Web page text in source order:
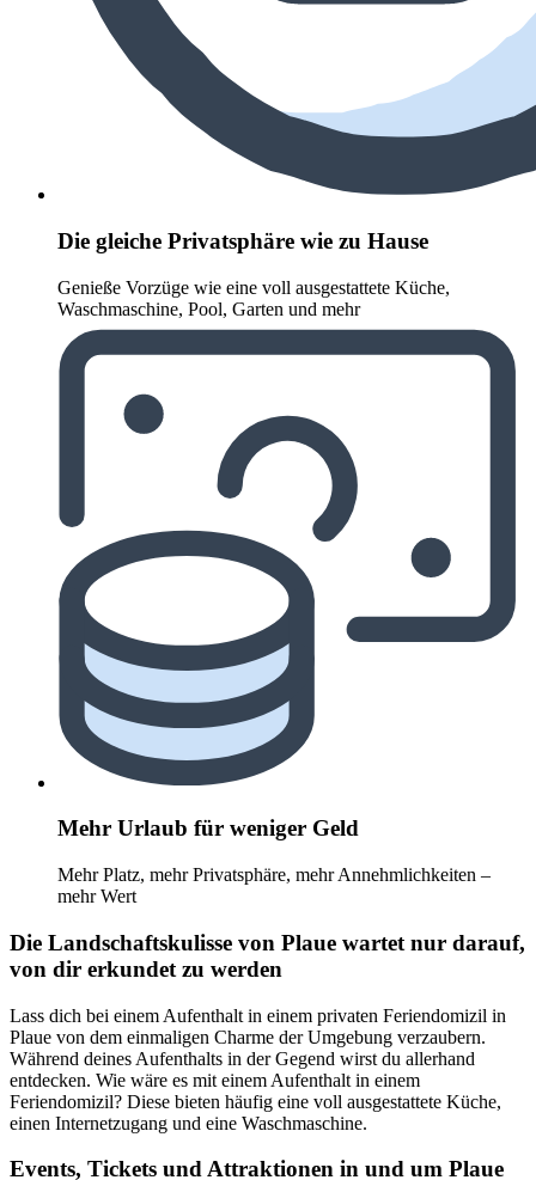
Die gleiche Privatsphäre wie zu Hause
Genieße Vorzüge wie eine voll ausgestattete Küche,
Waschmaschine, Pool, Garten und mehr
Mehr Urlaub für weniger Geld
Mehr Platz, mehr Privatsphäre, mehr Annehmlichkeiten –
mehr Wert
Die Landschaftskulisse von Plaue wartet nur darauf,
von dir erkundet zu werden
Lass dich bei einem Aufenthalt in einem privaten Feriendomizil in
Plaue von dem einmaligen Charme der Umgebung verzaubern.
Während deines Aufenthalts in der Gegend wirst du allerhand
entdecken. Wie wäre es mit einem Aufenthalt in einem
Feriendomizil? Diese bieten häufig eine voll ausgestattete Küche,
einen Internetzugang und eine Waschmaschine.
Events, Tickets und Attraktionen in und um Plaue